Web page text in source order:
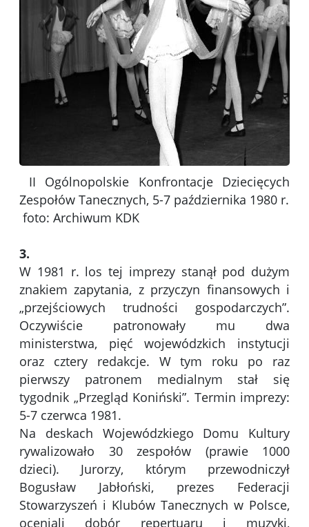
II Ogólnopolskie Konfrontacje Dziecięcych
Zespołów Tanecznych, 5-7 października 1980 r.
foto: Archiwum KDK
3.
W 1981 r. los tej imprezy stanął pod dużym
znakiem zapytania, z przyczyn finansowych i
„przejściowych trudności gospodarczych”.
Oczywiście patronowały mu dwa
ministerstwa, pięć wojewódzkich instytucji
oraz cztery redakcje. W tym roku po raz
pierwszy patronem medialnym stał się
tygodnik „Przegląd Koniński”. Termin imprezy:
5-7 czerwca 1981.
Na deskach Wojewódzkiego Domu Kultury
rywalizowało 30 zespołów (prawie 1000
dzieci). Jurorzy, którym przewodniczył
Bogusław Jabłoński, prezes Federacji
Stowarzyszeń i Klubów Tanecznych w Polsce,
oceniali dobór repertuaru i muzyki,